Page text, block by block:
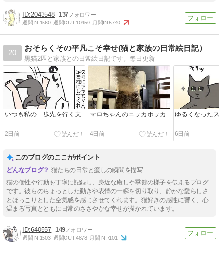
2043548 137
週間IN:1560 週間OUT:10450 月間IN:5740
20
おそらくその平凡こそ幸せ(猫と家族の日常絵日記）
黒猫2匹と家族との日常絵日記です。毎日更新
いつも私の一歩先を行く夫
2日前
マロちゃんのニッカポッカ
4日前
ゆるくなった
6日前
このブログのここがポイント
猫たちの日常と癒しの瞬間を描写
猫の個性や行動を丁寧に記録し、身近な癒しや季節の様子を伝えるブログ
です。彼らのちょっとした動きや表情の一瞬を切り取り、静かな愛らしさ
とほっこりとした空気感を感じさせてくれます。猫好きの感性に響く、心
温まる写真とともに日常のささやかな幸せが描かれています。
640557 149
週間IN:1503 週間OUT:4878 月間IN:7101